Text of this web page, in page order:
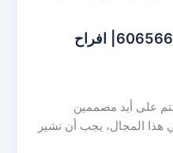
تجهيز حفلات الكويت |60656620| افراح
على أيد مصممين
المجال، يجب أن نشير